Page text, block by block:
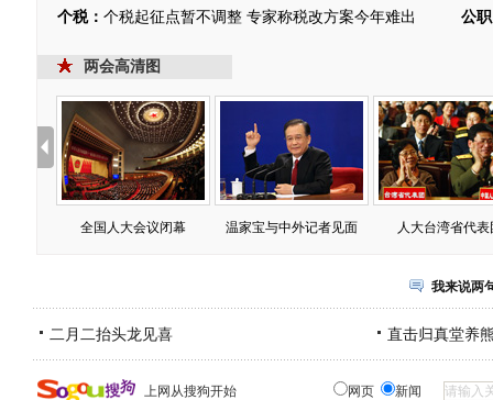
个税： 个税起征点暂不调整 专家称税改方案今年难出
公
两会高清图
全国人大会议闭幕 温家宝与中外记者见面 人大台湾省代表
我来说两
二月二抬头龙见喜 直击归真堂养
上网从搜狗开始 网页 新闻